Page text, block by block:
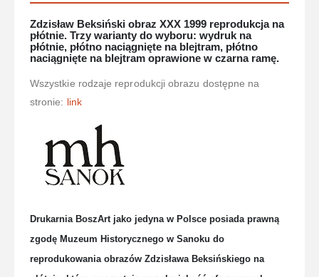
Zdzisław Beksiński obraz XXX 1999 reprodukcja na
płótnie. Trzy warianty do wyboru: wydruk na
płótnie, płótno naciągnięte na blejtram, płótno
naciągnięte na blejtram oprawione w czarna ramę.
Wszystkie rodzaje reprodukcji obrazu dostępne na
stronie: link
Drukarnia BoszArt jako jedyna w Polsce posiada prawną
zgodę Muzeum Historycznego w Sanoku do
reprodukowania obrazów Zdzisława Beksińskiego na